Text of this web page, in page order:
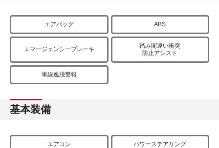
エアバッグ ABS
エマージェンシーブレーキ
踏み間違い衝突
防止アシスト
車線逸脱警報
基本装備
エアコン パワーステアリング